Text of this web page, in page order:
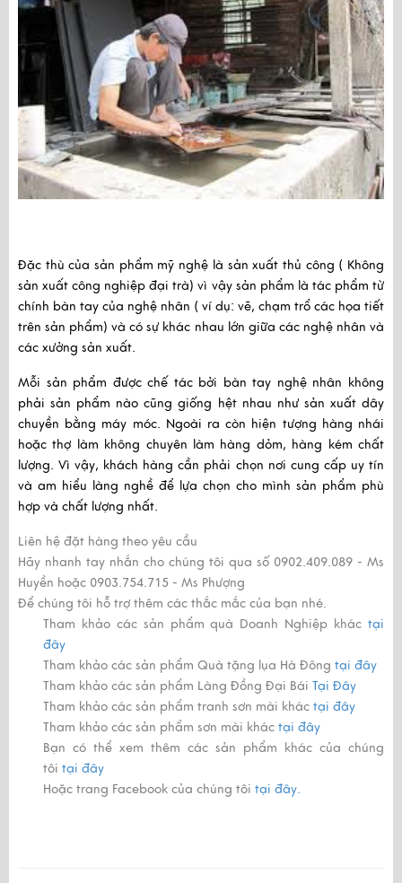
Đặc thù của sản phẩm mỹ nghệ là sản xuất thủ công ( Không
sản xuất công nghiệp đại trà) vì vậy sản phẩm là tác phẩm từ
chính bàn tay của nghệ nhân ( ví dụ: vẽ, chạm trổ các họa tiết
trên sản phẩm) và có sự khác nhau lớn giữa các nghệ nhân và
các xưởng sản xuất.
Mỗi sản phẩm được chế tác bởi bàn tay nghệ nhân không
phải sản phẩm nào cũng giống hệt nhau như sản xuất dây
chuyền bằng máy móc. Ngoài ra còn hiện tượng hàng nhái
hoặc thợ làm không chuyên làm hàng dỏm, hàng kém chất
lượng. Vì vậy, khách hàng cần phải chọn nơi cung cấp uy tín
và am hiểu làng nghề để lựa chọn cho mình sản phẩm phù
hợp và chất lượng nhất.
Liên hệ đặt hàng theo yêu cầu
Hãy nhanh tay nhắn cho chúng tôi qua số 0902.409.089 - Ms
Huyền hoặc 0903.754.715 - Ms Phượng
Để chúng tôi hỗ trợ thêm các thắc mắc của bạn nhé.
Tham khảo các sản phẩm quà Doanh Nghiệp khác tại
đây
Tham khảo các sản phẩm Quà tặng lụa Hà Đông tại đây
Tham khảo các sản phẩm Làng Đồng Đại Bái Tại Đây
Tham khảo các sản phẩm tranh sơn mài khác tại đây
Tham khảo các sản phẩm sơn mài khác tại đây
Bạn có thể xem thêm các sản phẩm khác của chúng
tôi tại đây
Hoặc trang Facebook của chúng tôi tại đây.